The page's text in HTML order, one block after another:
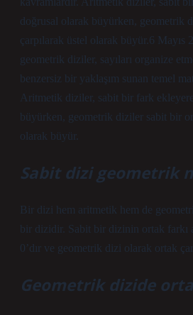
doğrusal olarak büyürken, geometrik
çarpılarak üstel olarak büyür.6 Mayıs
geometrik diziler, sayıları organize
benzersiz bir yaklaşım sunan temel
Aritmetik diziler, sabit bir fark
büyürken, geometrik diziler sabit bir
olarak büyür.
Sabit dizi geometrik
Bir dizi hem aritmetik hem de
bir dizidir. Sabit bir dizinin ortak farkı
0’dır ve geometrik dizi olarak ortak
Geometrik dizide